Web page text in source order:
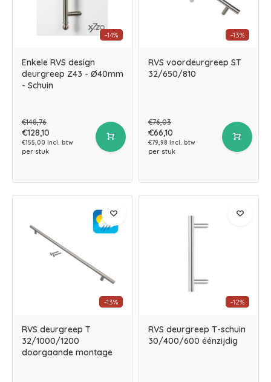
-14%
Enkele RVS design
deurgreep Z43 - Ø40mm
- Schuin
€148,76
€128,10
€155,00 Incl. btw
per stuk
-13%
RVS voordeurgreep ST
32/650/810
€76,03
€66,10
€79,98 Incl. btw
per stuk
-13%
RVS deurgreep T
32/1000/1200
doorgaande montage
-12%
RVS deurgreep T-schuin
30/400/600 éénzijdig